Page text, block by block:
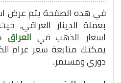
في هذه الصفحة يتم عرض
بعملة الدينار العراقي,
اسعار الذهب في العراق
يمكنك متابعة سعر غرام
دوري ومستمر.